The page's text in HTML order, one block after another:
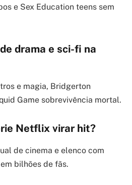
e Sex Education teens sem
drama e sci-fi na
e magia, Bridgerton
Game sobrevivência mortal.
Netflix virar hit?
de cinema e elenco com
bilhões de fãs.